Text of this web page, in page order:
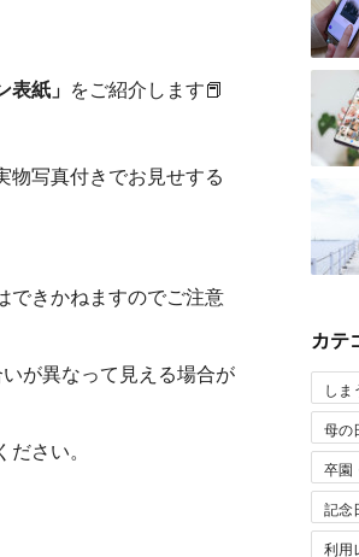
表紙」 をご紹介します📕
物写真付きでお見せする
できかねますのでご注意
が異なって見える場合が
さい。
カテ
しま
母の
卒園
記念
利用